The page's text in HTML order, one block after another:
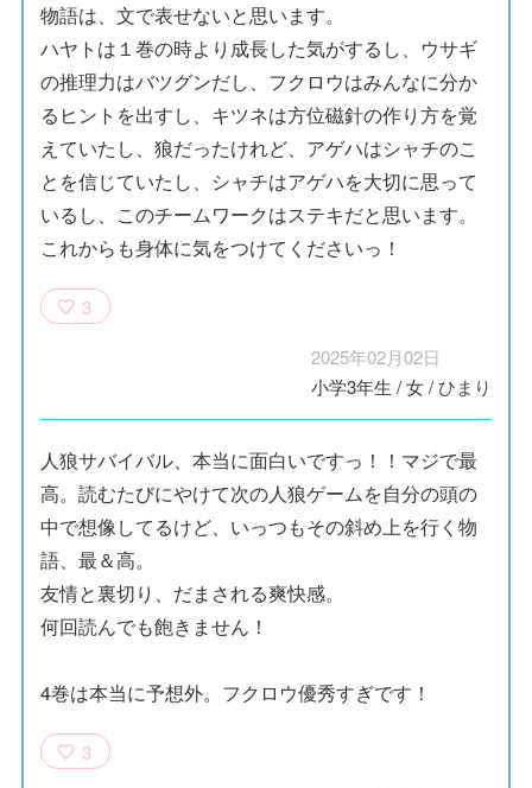
物語は、文で表せないと思います。
ハヤトは１巻の時より成長した気がするし、ウサギ
の推理力はバツグンだし、フクロウはみんなに分か
るヒントを出すし、キツネは方位磁針の作り方を覚
えていたし、狼だったけれど、アゲハはシャチのこ
とを信じていたし、シャチはアゲハを大切に思って
いるし、このチームワークはステキだと思います。
これからも身体に気をつけてくださいっ！
3
2025年02月02日
小学3年生 /女/ひまり
人狼サバイバル、本当に面白いですっ！！マジで最
高。読むたびにやけて次の人狼ゲームを自分の頭の
中で想像してるけど、いっつもその斜め上を行く物
語、最＆高。
友情と裏切り、だまされる爽快感。
何回読んでも飽きません！
4巻は本当に予想外。フクロウ優秀すぎです！
3